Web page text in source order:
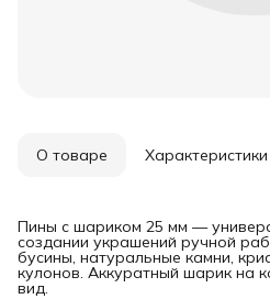
О товаре Характеристики
Пины с шариком 25 мм —
создании украшений ручной
бусины, натуральные камни,
кулонов. Аккуратный шарик на
вид.